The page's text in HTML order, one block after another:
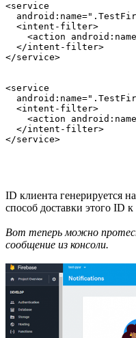
<service
  <intent-filter>
<action
  </intent-filter>
</service>
<service
  <intent-filter>
<action
  </intent-filter>
ID клиента генерируется
способ доставки этого ID к
Вот теперь можно
сообщение из консоли.